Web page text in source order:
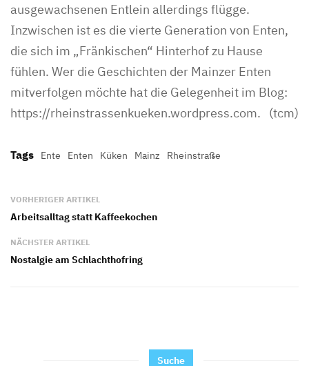
ausgewachsenen Entlein allerdings flügge.
Inzwischen ist es die vierte Generation von Enten,
die sich im „Fränkischen“ Hinterhof zu Hause
fühlen. Wer die Geschichten der Mainzer Enten
mitverfolgen möchte hat die Gelegenheit im Blog:
https://rheinstrassenkueken.wordpress.com. (tcm)
Tags Ente Enten Küken Mainz Rheinstraße
VORHERIGER ARTIKEL
Arbeitsalltag statt Kaffeekochen
NÄCHSTER ARTIKEL
Nostalgie am Schlachthofring
Suche